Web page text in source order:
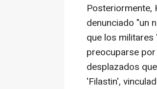
Posteriormente,
denunciado "un
que los
preocuparse
desplazados
'Filastin',